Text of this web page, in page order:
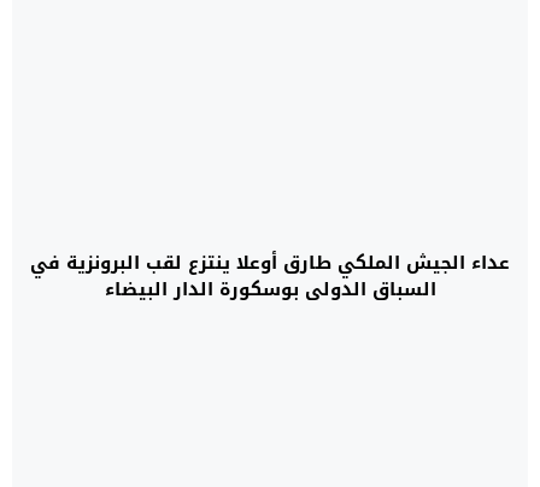
عداء الجيش الملكي طارق أوعلا ينتزع لقب البرونزية في
السباق الدولي بوسكورة الدار البيضاء